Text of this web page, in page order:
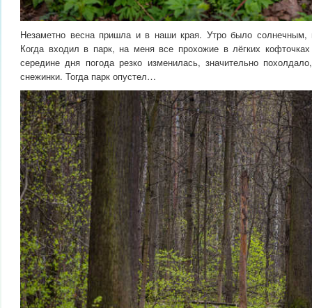
Незаметно весна пришла и в наши края. Утро было солнечным,
Когда входил в парк, на меня все прохожие в лёгких
середине дня погода резко изменилась, значительно
снежинки. Тогда парк опустел…